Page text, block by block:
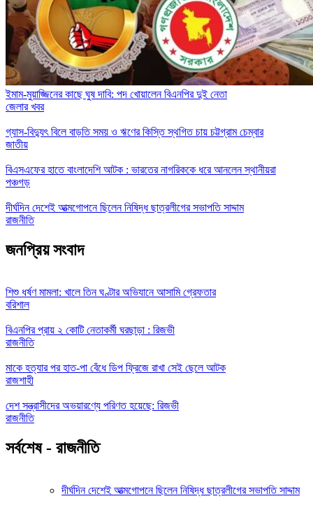
ইমাম-মুয়াজ্জিনের কাছে ঘুষ দাবি: পদ খোয়ালেন বিএনপির দুই নেতা
জেলার খবর
গ্যাস-বিদ্যুৎ বিলে বাড়তি সময় ও ঋণের কিস্তি স্থগিত চায় চট্টগ্রাম চেম্বার
জাতীয়
বিএসএফের হাতে বাংলাদেশি আটক : ভারতের নাগরিককে ধরে আনলেন স্থানীয়রা
পঞ্চগড়
দীর্ঘদিন দেশেই আত্মগোপনে ছিলেন নিষিদ্ধ ছাত্রলীগের সভাপতি সাদ্দাম
রাজনীতি
জনপ্রিয় সংবাদ
শিশু ধর্ষণ মামলা: খালে তিন ঘণ্টার অভিযানে আসামি গ্রেফতার
বরিশাল
বিএনপির প্রায় ২ কোটি নেতাকর্মী ঘরছাড়া : রিজভী
রাজনীতি
মাকে হত্যার পর হাত-পা বেঁধে ডিপ ফ্রিজে রাখা সেই ছেলে আটক
রাজশাহী
দেশ সন্ত্রাসীদের অভয়ারণ্যে পরিণত হয়েছে: রিজভী
রাজনীতি
সর্বশেষ - রাজনীতি
দীর্ঘদিন দেশেই আত্মগোপনে ছিলেন নিষিদ্ধ ছাত্রলীগের সভাপতি সাদ্দাম